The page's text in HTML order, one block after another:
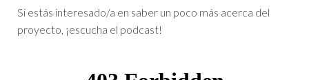
Si estás interesado/a en saber un poco más acerca del
proyecto, ¡escucha el podcast!